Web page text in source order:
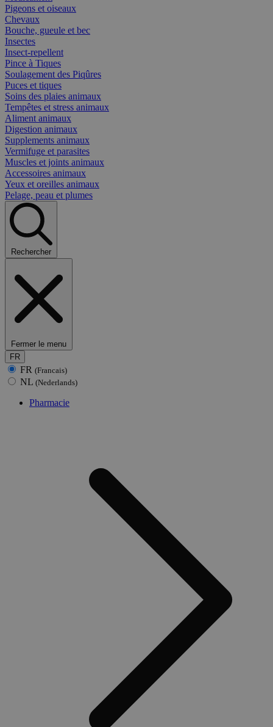
Pigeons et oiseaux
Chevaux
Bouche, gueule et bec
Insectes
Insect-repellent
Pince à Tiques
Soulagement des Piqûres
Puces et tiques
Soins des plaies animaux
Tempêtes et stress animaux
Aliment animaux
Digestion animaux
Supplements animaux
Vermifuge et parasites
Muscles et joints animaux
Accessoires animaux
Yeux et oreilles animaux
Pelage, peau et plumes
Rechercher
Fermer le menu
FR
FR (Francais)
NL (Nederlands)
Pharmacie